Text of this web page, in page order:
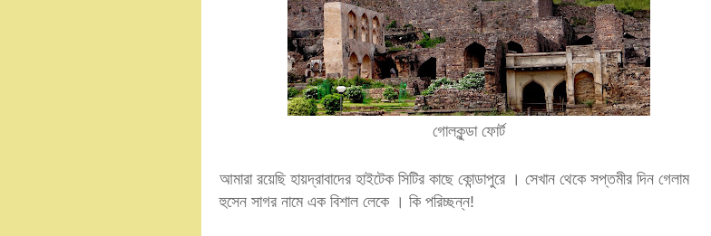
গোলকুন্ডা ফোর্ট
আমারা রয়েছি হায়দ্রাবাদের হাইটেক সিটির কাছে কোন্ডাপুরে । সেখান থেকে সপ্তমীর দিন গেলাম
হুসেন সাগর নামে এক বিশাল লেকে । কি পরিচ্ছন্ন!